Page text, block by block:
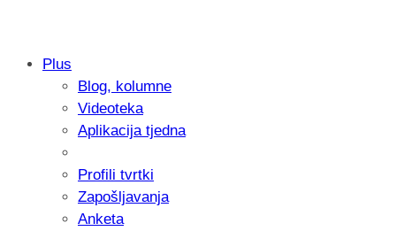
Samsung otkrio kako je nastajala
donijelo tanje i izdržljivije preklopne
Plus
Blog, kolumne
Videoteka
Aplikacija tjedna
Profili tvrtki
Zapošljavanja
Anketa